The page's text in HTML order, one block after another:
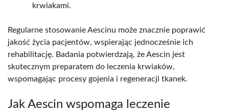
krwiakami.
Regularne stosowanie Aescinu może znacznie poprawić
jakość życia pacjentów, wspierając jednocześnie ich
rehabilitację. Badania potwierdzają, że Aescin jest
skutecznym preparatem do leczenia krwiaków,
wspomagając procesy gojenia i regeneracji tkanek.
Jak Aescin wspomaga leczenie